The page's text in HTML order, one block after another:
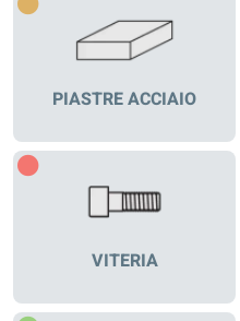
PIASTRE ACCIAIO
VITERIA